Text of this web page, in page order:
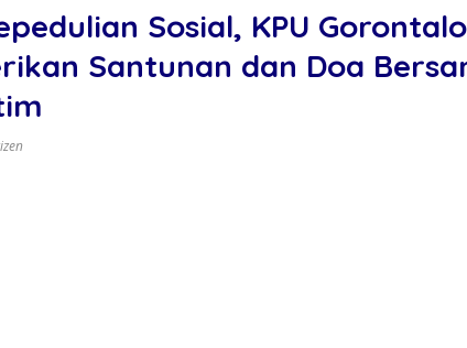
Sosial, KPU Gorontalo
Santunan dan Doa